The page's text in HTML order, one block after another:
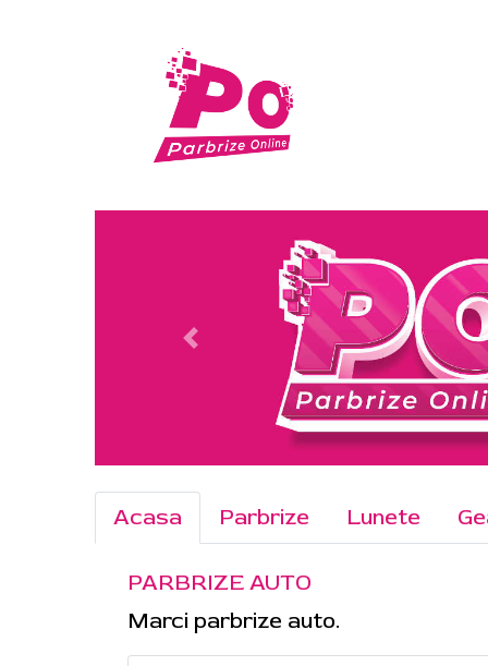
Acasa Parbrize Lunete
PARBRIZE AUTO
Marci parbrize auto.